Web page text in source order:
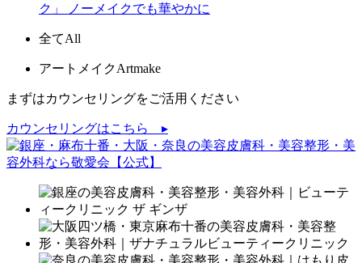
ク」 ノーメイクでも華やかに
全てAll
アートメイクArtmake
まずはカウンセリングをご活用ください
カウンセリングはこちら ▸